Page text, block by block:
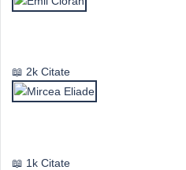
2k Citate
1k Citate